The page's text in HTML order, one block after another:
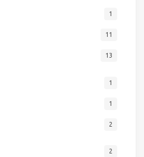
1
11
13
1
1
2
2